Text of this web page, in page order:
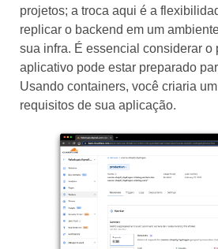
projetos; a troca aqui é a
replicar o backend em um
sua infra. É essencial considerar o
aplicativo pode estar preparado
Usando containers, você criaria
requisitos de sua aplicação.